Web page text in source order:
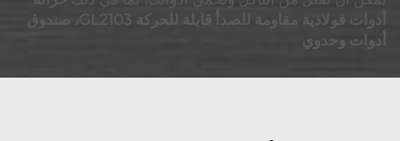
أدوات فولاذية مقاومة للصدأ قابلة للحركة GL2103، صندوق
أدوات وحدوي